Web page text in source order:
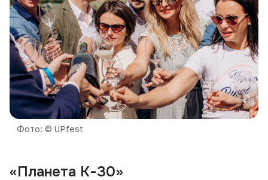
Фото: © UPfest
«Планета К-30»